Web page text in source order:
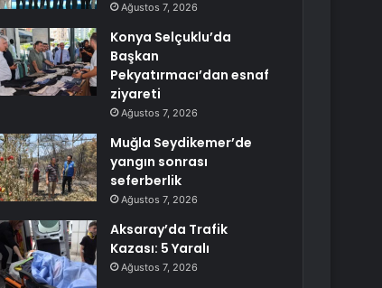
Ağustos 7, 2026
Konya Selçuklu’da
Başkan
Pekyatırmacı’dan esnaf
ziyareti
Ağustos 7, 2026
Muğla Seydikemer’de
yangın sonrası
seferberlik
Ağustos 7, 2026
Aksaray’da Trafik
Kazası: 5 Yaralı
Ağustos 7, 2026